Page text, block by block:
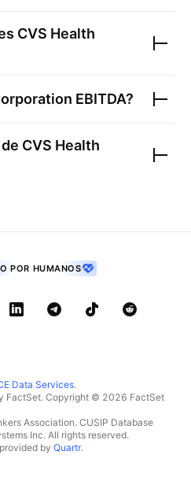
CVS Health
EBITDA?
CVS Health
POR HUMANOS
Data Services.
FactSet. Copyright © 2026 FactSet
Association. CUSIP Database
Inc. All rights reserved.
by Quartr.